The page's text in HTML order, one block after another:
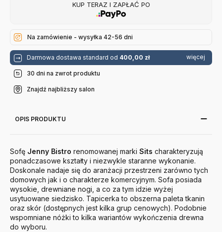
KUP TERAZ I ZAPŁAĆ PO
Na zamówienie - wysyłka 42-56 dni
Darmowa dostawa standard od 400,00 zł więcej
30 dni na zwrot produktu
Znajdź najbliższy salon
OPIS PRODUKTU
Sofę Jenny Bistro renomowanej marki Sits charakteryzują
ponadczasowe kształty i niezwykle staranne wykonanie.
Doskonale nadaje się do aranżacji przestrzeni zarówno tych
domowych jak i o charakterze komercyjnym. Sofa posiada
wysokie, drewniane nogi, a co za tym idzie wyżej
usytuowane siedzisko. Tapicerka to obszerna paleta tkanin
oraz skór (dostępnych jest kilka grup cenowych). Podobnie
wspomniane nóżki to kilka wariantów wykończenia drewna
do wyboru.